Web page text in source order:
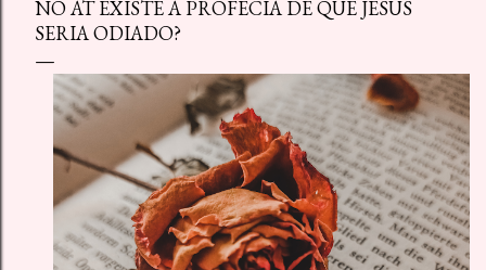
NO AT EXISTE A PROFECIA DE QUE JESUS
SERIA ODIADO?